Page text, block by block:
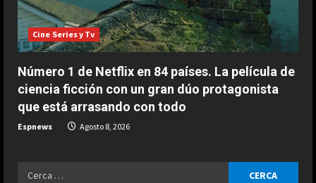
Cine Series y Tv
Número 1 de Netflix en 84 países. La película de
ciencia ficción con un gran dúo protagonista
que está arrasando con todo
Espnews Agosto 8, 2026
Ricerca
“Ferrari no para de quejarse”:
nuevo ‘dardo’ de Mercedes en la
pelea por el Mundial
Agosto 9, 2026
ESPAÑA
Dura confesión de un campeón del
mundo: “No quiero faltarle al